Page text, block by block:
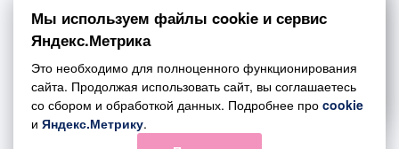
+7 (495) 970-44-75
Почта:
mail@esta-fiesta.ru
Режим работы интернет-магазина:
ПН-ВС с 09:00 до 21:00
Telegram
Обратный звонок
Мы используем файлы cookie и сервис
Яндекс.Метрика
Это необходимо для полноценного функционирования
сайта. Продолжая использовать сайт, вы соглашаетесь
со сбором и обработкой данных. Подробнее про cookie
и Яндекс.Метрику.